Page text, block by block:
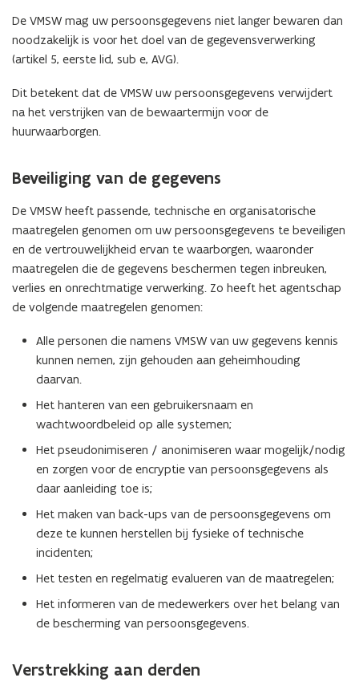
De VMSW mag uw persoonsgegevens niet langer bewaren dan
noodzakelijk is voor het doel van de gegevensverwerking
(artikel 5, eerste lid, sub e, AVG).
Dit betekent dat de VMSW uw persoonsgegevens verwijdert
na het verstrijken van de bewaartermijn voor de
huurwaarborgen.
Beveiliging van de gegevens
De VMSW heeft passende, technische en organisatorische
maatregelen genomen om uw persoonsgegevens te beveiligen
en de vertrouwelijkheid ervan te waarborgen, waaronder
maatregelen die de gegevens beschermen tegen inbreuken,
verlies en onrechtmatige verwerking. Zo heeft het agentschap
de volgende maatregelen genomen:
Alle personen die namens VMSW van uw gegevens kennis
kunnen nemen, zijn gehouden aan geheimhouding
daarvan.
Het hanteren van een gebruikersnaam en
wachtwoordbeleid op alle systemen;
Het pseudonimiseren / anonimiseren waar mogelijk/nodig
en zorgen voor de encryptie van persoonsgegevens als
daar aanleiding toe is;
Het maken van back-ups van de persoonsgegevens om
deze te kunnen herstellen bij fysieke of technische
incidenten;
Het testen en regelmatig evalueren van de maatregelen;
Het informeren van de medewerkers over het belang van
de bescherming van persoonsgegevens.
Verstrekking aan derden